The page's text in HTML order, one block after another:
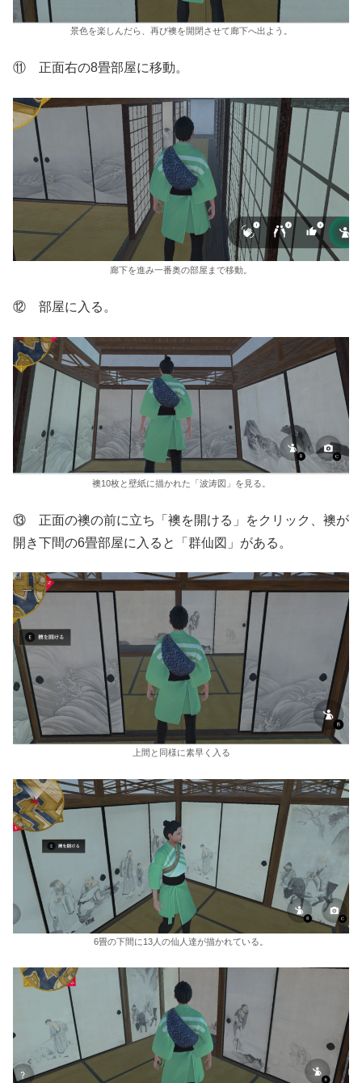
景色を楽しんだら、再び襖を開閉させて廊下へ出よう。
⑪ 正面右の8畳部屋に移動。
廊下を進み一番奥の部屋まで移動。
⑫ 部屋に入る。
襖10枚と壁紙に描かれた「波涛図」を見る。
⑬ 正面の襖の前に立ち「襖を開ける」をクリック、襖が
開き下間の6畳部屋に入ると「群仙図」がある。
上間と同様に素早く入る
6畳の下間に13人の仙人達が描かれている。